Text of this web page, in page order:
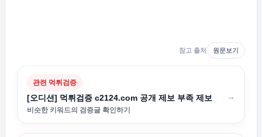
참고 출처 원문보기
관련 먹튀검증
[오디션] 먹튀검증 c2124.com 공개 제보 부족 제보
비슷한 키워드의 검증글 확인하기
→